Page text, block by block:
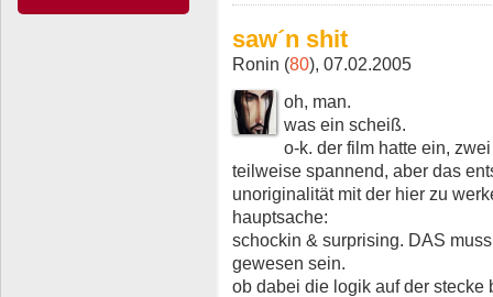
saw´n shit
Ronin (80), 07.02.2005
oh, man.
was ein scheiß.
o-k. der film hatte ein,
teilweise spannend, aber das
unoriginalität mit der hier zu
hauptsache:
schockin & surprising. DAS
gewesen sein.
ob dabei die logik auf der stecke